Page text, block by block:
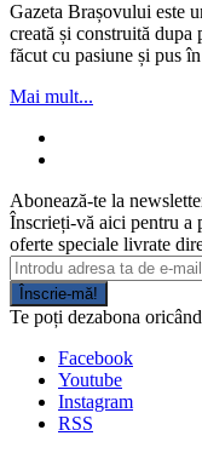
Gazeta Brașovului este
creată și construită dupa
făcut cu pasiune și pus
Mai mult...
Abonează-te la
Înscrieți-vă aici pentru a
oferte speciale livrate
Înscrie-mă!
Te poți dezabona
Facebook
Youtube
Instagram
RSS